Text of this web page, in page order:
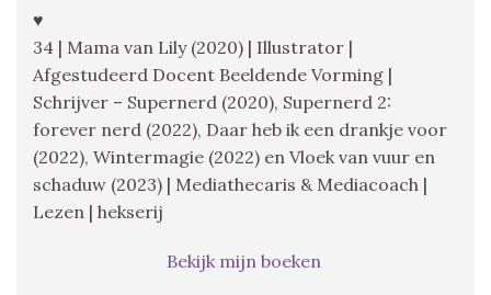
♥
34 | Mama van Lily (2020) | Illustrator |
Afgestudeerd Docent Beeldende Vorming |
Schrijver – Supernerd (2020), Supernerd 2:
forever nerd (2022), Daar heb ik een drankje voor
(2022), Wintermagie (2022) en Vloek van vuur en
schaduw (2023) | Mediathecaris & Mediacoach |
Lezen | hekserij
Bekijk mijn boeken